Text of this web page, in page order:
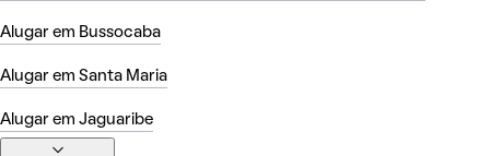
Alugar em Bussocaba
Alugar em Santa Maria
Alugar em Jaguaribe